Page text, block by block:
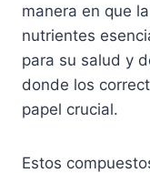
manera en que
nutrientes
para su salud y
donde los
papel crucial.
Estos